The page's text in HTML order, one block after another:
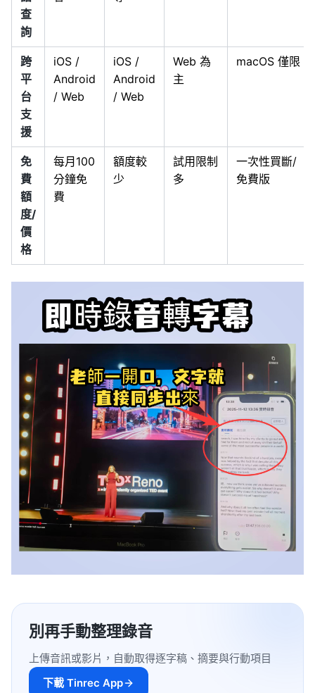
查
詢
跨
平
台
支
援
iOS /
Android
/ Web
iOS /
Android
/ Web
Web 為
主
macOS 僅限
免
費
額
度/
價
格
每月100
分鐘免
費
額度較
少
試用限制
多
一次性買斷/
免費版
別再手動整理錄音
上傳音訊或影片，自動取得逐字稿、摘要與行動項目
下載 Tinrec App